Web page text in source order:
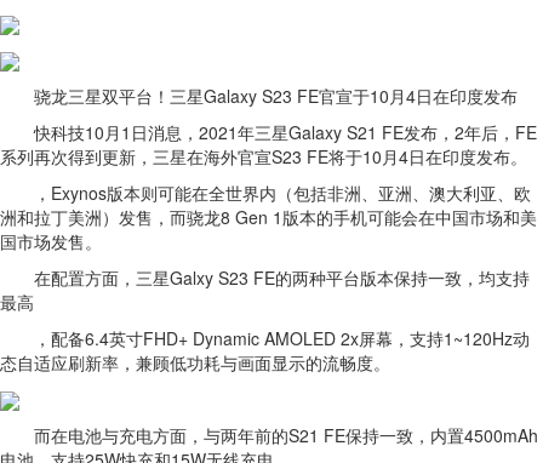
骁龙三星双平台！三星Galaxy S23 FE官宣于10月4日在印度发布
快科技10月1日消息，2021年三星Galaxy S21 FE发布，2年后，FE
系列再次得到更新，三星在海外官宣S23 FE将于10月4日在印度发布。
，Exynos版本则可能在全世界内（包括非洲、亚洲、澳大利亚、欧
洲和拉丁美洲）发售，而骁龙8 Gen 1版本的手机可能会在中国市场和美
国市场发售。
在配置方面，三星Galxy S23 FE的两种平台版本保持一致，均支持
最高
，配备6.4英寸FHD+ Dynamic AMOLED 2x屏幕，支持1~120Hz动
态自适应刷新率，兼顾低功耗与画面显示的流畅度。
而在电池与充电方面，与两年前的S21 FE保持一致，内置4500mAh